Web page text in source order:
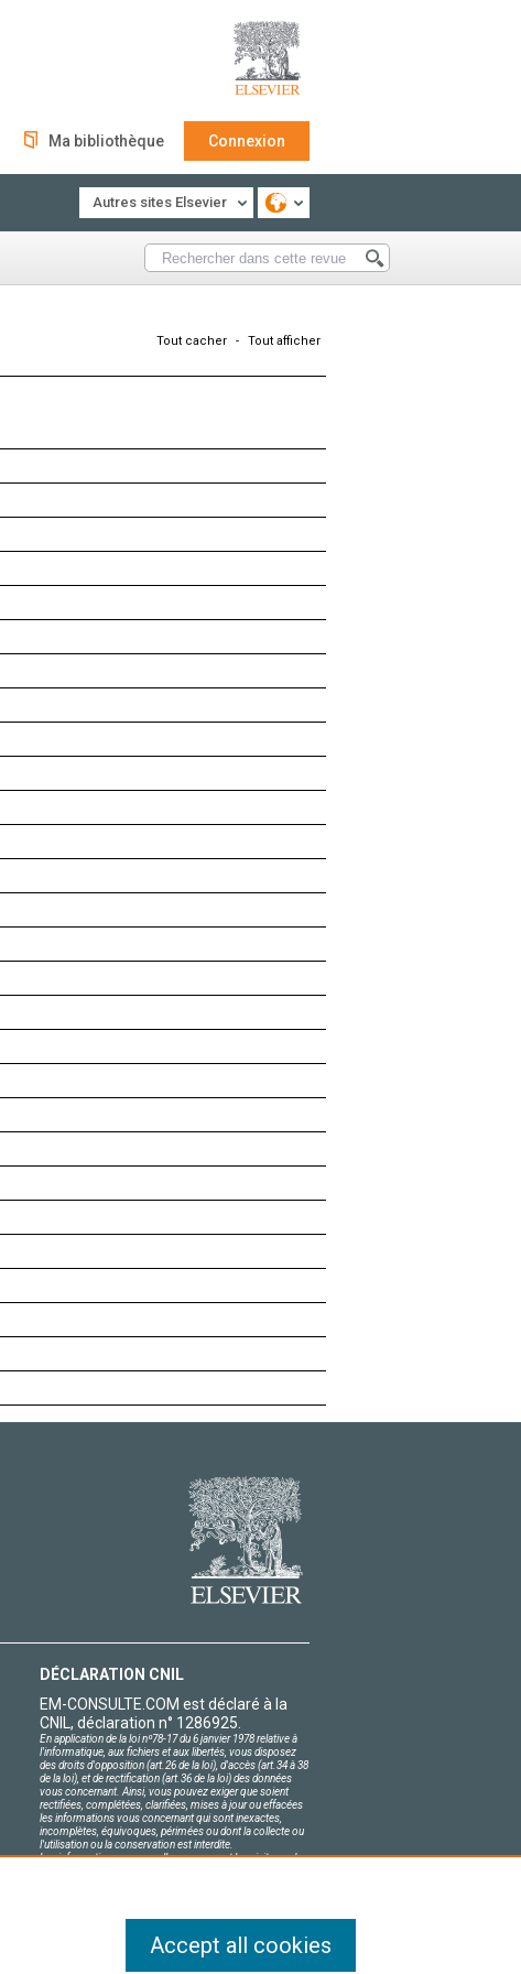
Ma bibliothèque Connexion
Autres sites Elsevier
Tout cacher - Tout afficher
DÉCLARATION CNIL
EM-CONSULTE.COM est déclaré à la
CNIL, déclaration n° 1286925.
En application de la loi nº78-17 du 6 janvier 1978 relative à
l'informatique, aux fichiers et aux libertés, vous disposez
des droits d'opposition (art.26 de la loi), d'accès (art.34 à 38
de la loi), et de rectification (art.36 de la loi) des données
vous concernant. Ainsi, vous pouvez exiger que soient
rectifiées, complétées, clarifiées, mises à jour ou effacées
les informations vous concernant qui sont inexactes,
incomplètes, équivoques, périmées ou dont la collecte ou
l'utilisation ou la conservation est interdite.
Les informations personnelles concernant les visiteurs de
Accept all cookies